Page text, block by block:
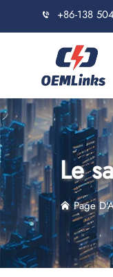
+86-138
Le
Page